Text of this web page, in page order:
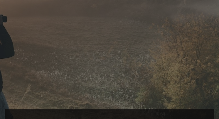
Producten
Opleidingen
Juridisch advies